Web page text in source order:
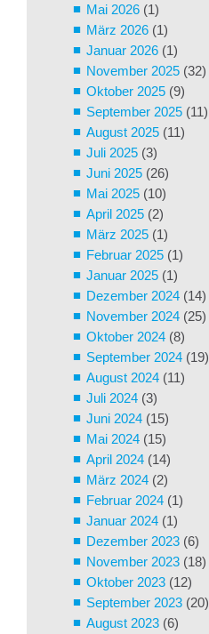
Mai 2026 (1)
März 2026 (1)
Januar 2026 (1)
November 2025 (32)
Oktober 2025 (9)
September 2025 (11)
August 2025 (11)
Juli 2025 (3)
Juni 2025 (26)
Mai 2025 (10)
April 2025 (2)
März 2025 (1)
Februar 2025 (1)
Januar 2025 (1)
Dezember 2024 (14)
November 2024 (25)
Oktober 2024 (8)
September 2024 (19)
August 2024 (11)
Juli 2024 (3)
Juni 2024 (15)
Mai 2024 (15)
April 2024 (14)
März 2024 (2)
Februar 2024 (1)
Januar 2024 (1)
Dezember 2023 (6)
November 2023 (18)
Oktober 2023 (12)
September 2023 (20)
August 2023 (6)